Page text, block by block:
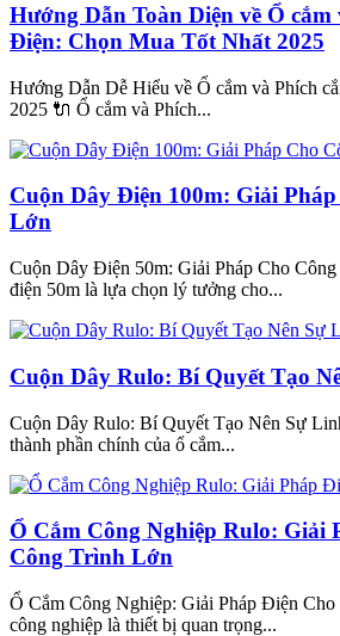
Hướng Dẫn Toàn Diện về Ổ cắm
Điện: Chọn Mua Tốt Nhất 2025
Hướng Dẫn Dễ Hiểu về Ổ cắm và Phích
2025 🔌 Ổ cắm và Phích...
Cuộn Dây Điện 100m: Giải
Lớn
Cuộn Dây Điện 50m: Giải Pháp Cho
điện 50m là lựa chọn lý tưởng cho...
Cuộn Dây Rulo: Bí Quyết Tạo
Cuộn Dây Rulo: Bí Quyết Tạo Nên Sự
thành phần chính của ổ cắm...
Ổ Cắm Công Nghiệp Rulo: Giải
Công Trình Lớn
Ổ Cắm Công Nghiệp: Giải Pháp Điện
công nghiệp là thiết bị quan trọng...